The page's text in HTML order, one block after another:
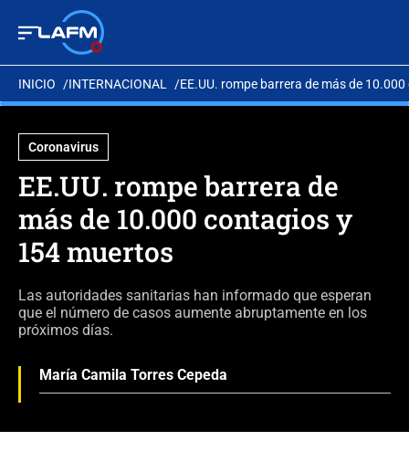
INICIO INTERNACIONAL EE.UU. rompe barrera de más de
Coronavirus
EE.UU. rompe barrera de
más de 10.000 contagios y
154 muertos
Las autoridades sanitarias han informado que esperan
que el número de casos aumente abruptamente en los
próximos días.
María Camila Torres Cepeda